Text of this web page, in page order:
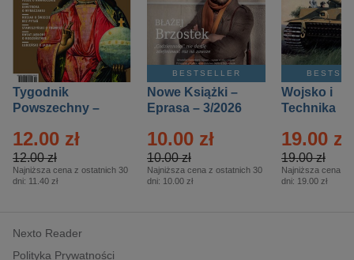
Tygodnik
Powszechny –
12.00 zł
12.00 zł
Najniższa cena z ostatnich 30
dni: 11.40 zł
BESTSELLER
Nowe Książki –
Eprasa – 3/2026
10.00 zł
10.00 zł
Najniższa cena z ostatnich 30
dni: 10.00 zł
Wojsko i
Technika
– 2/2026
19.00 zł
19.00 zł
Najniższa cena z
dni: 19.00 zł
Nexto Reader
Polityka Prywatności